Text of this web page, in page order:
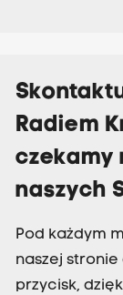
Radiem
czekamy
naszych
Pod każdym
naszej
przycisk,